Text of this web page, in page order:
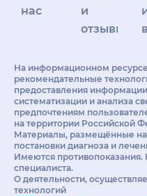
нас
и
отзывы
На информационном
рекомендательные
предоставления
систематизации и анализа
предпочтениям
на территории Российской
Материалы, размещённые на
постановки диагноза и
Имеются противопоказания.
специалиста.
О деятельности,
технологий